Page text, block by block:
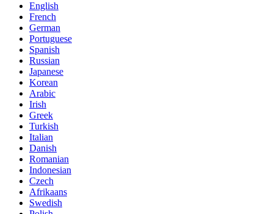
English
French
German
Portuguese
Spanish
Russian
Japanese
Korean
Arabic
Irish
Greek
Turkish
Italian
Danish
Romanian
Indonesian
Czech
Afrikaans
Swedish